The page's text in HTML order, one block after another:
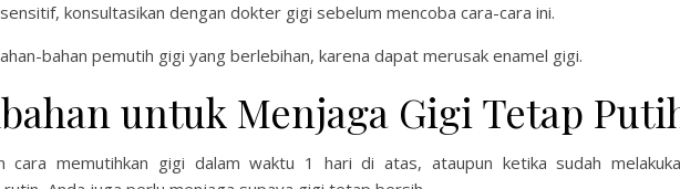
sensitif, konsultasikan dengan dokter gigi sebelum mencoba cara-cara ini.
bahan pemutih gigi yang berlebihan, karena dapat merusak enamel gigi.
untuk Menjaga Gigi Tetap
cara memutihkan gigi dalam waktu 1 hari di atas, ataupun ketika sudah